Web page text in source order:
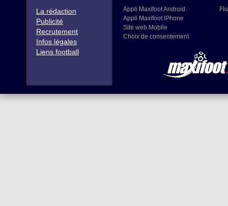
La rédaction
Publicité
Recrutement
Infos légales
Liens football
Appli Maxifoot Android
Appli Maxifoot iPhone
Site web Mobile
Choix de consentement